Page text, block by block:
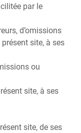
par le
d’omissions
site, à ses
ou
site, à ses
site, de ses